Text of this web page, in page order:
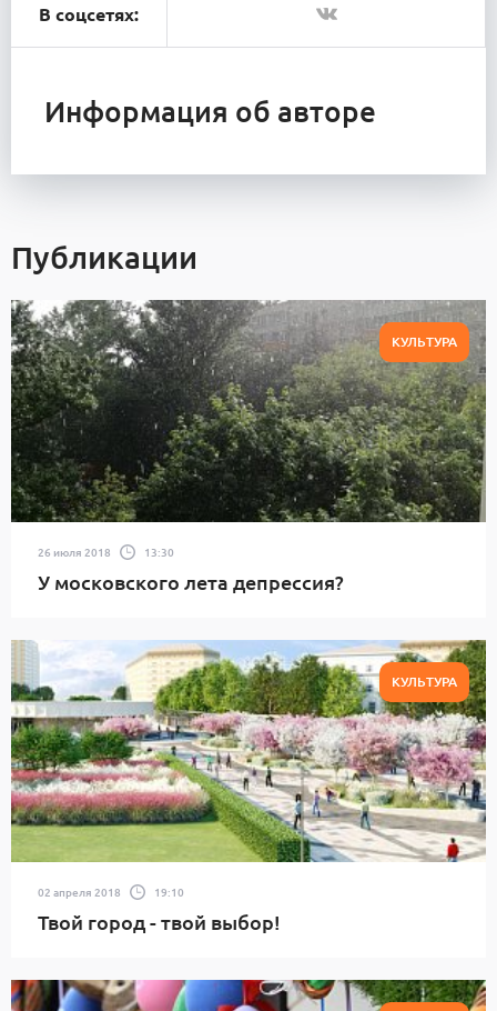
В соцсетях:
Информация об авторе
Публикации
КУЛЬТУРА
26 июля 2018 13:30
У московского лета депрессия?
КУЛЬТУРА
02 апреля 2018 19:10
Твой город - твой выбор!